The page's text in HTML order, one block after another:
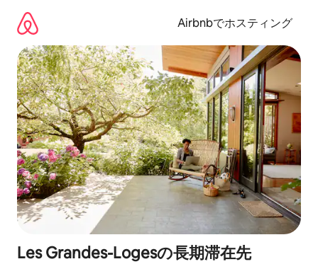
Airbnbでホスティング
Les Grandes-Logesの長期滞在先